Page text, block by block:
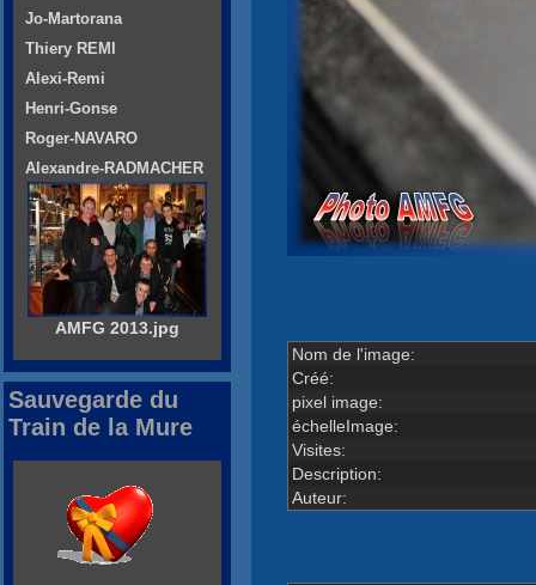
Nom de l'image:
Créé:
pixel image:
échelleImage:
Visites:
Description:
Auteur:
Jo-Martorana
Thiery REMI
Alexi-Remi
Henri-Gonse
Roger-NAVARO
Alexandre-RADMACHER
AMFG 2013.jpg
Sauvegarde du
Train de la Mure